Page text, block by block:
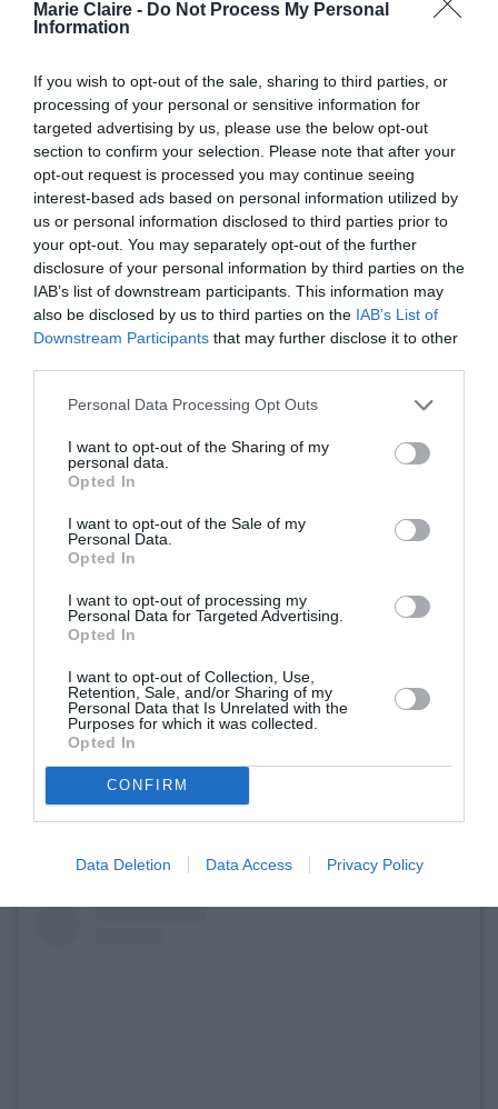
Marie Claire - Do Not Process My Personal
Information
If you wish to opt-out of the sale, sharing to third parties, or
processing of your personal or sensitive information for
targeted advertising by us, please use the below opt-out
section to confirm your selection. Please note that after your
opt-out request is processed you may continue seeing
interest-based ads based on personal information utilized by
us or personal information disclosed to third parties prior to
your opt-out. You may separately opt-out of the further
disclosure of your personal information by third parties on the
IAB’s list of downstream participants. This information may
also be disclosed by us to third parties on the IAB’s List of
Downstream Participants that may further disclose it to other
Personal Data Processing Opt Outs
I want to opt-out of the Sharing of my
personal data.
Opted In
I want to opt-out of the Sale of my
Personal Data.
Opted In
I want to opt-out of processing my
Personal Data for Targeted Advertising.
Opted In
I want to opt-out of Collection, Use,
Retention, Sale, and/or Sharing of my
Personal Data that Is Unrelated with the
Purposes for which it was collected.
Opted In
CONFIRM
Data Deletion Data Access Privacy Policy
εκπαιδεύουμε τα συστήματά τους με
συμπεριληπτικά δεδομένα, που εκπροσωπούν
όλα τα φύλα, τις φυλές και τις κοινότητες»
συμβουλεύει η Del Villar. «Αυτό σημαίνει,
πρακτικά, να επιλέγουμε δεδομένα που
αντικατοπτρίζουν διαφορετικά κοινωνικά
περιβάλλοντα, πολιτισμούς και ρόλους,
αφαιρώντας προκαταλήψεις του παρελθόντος
Η ενημέρωση και η ευαισθητοποίηση του κοινού
επίσης κατέχουν κεντρικό ρόλο σε αυτή την
προσπάθεια, προσθέτει η ειδικός. Πρέπει όλοι οι
χρήστες να καταλάβουμε πώς λειτουργεί η
αναγνωρίζουμε τις προκαταλήψεις. Γιατί ακόμα
και φαινομενικά ασήμαντες επιλογές στην
ανάπτυξη αυτών των εργαλείων μπορεί να
έχουν τεράστιο αντίκτυπο – ακόμα και ζωτικής,
κυριολεκτικά, σημασίας. «Ας ξαναγράψουμε τον
κώδικα σύμφωνα με την ισότητα» προτρέπουν
Δείτε τη σχετική ανάρτηση: